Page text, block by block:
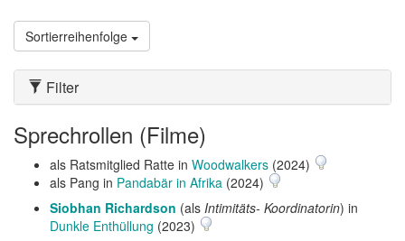
Sortierreihenfolge
Filter
Sprechrollen (Filme)
als Ratsmitglied Ratte in Woodwalkers (2024)
als Pang in Pandabär in Afrika (2024)
Siobhan Richardson (als Intimitäts- Koordinatorin) in
Dunkle Enthüllung (2023)